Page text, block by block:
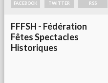
FACEBOOK TWITTER RSS
FFFSH - Fédération
Fêtes Spectacles
Historiques